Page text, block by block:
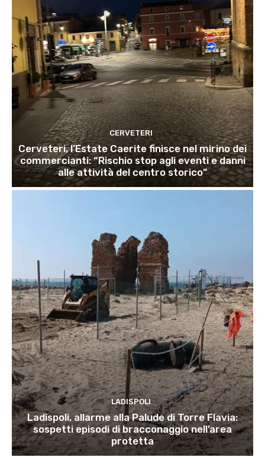
CERVETERI
Cerveteri, l’Estate Caerite finisce nel mirino dei
commercianti: “Rischio stop agli eventi e danni
alle attività del centro storico”
LADISPOLI
Ladispoli, allarme alla Palude di Torre Flavia:
sospetti episodi di bracconaggio nell’area
protetta